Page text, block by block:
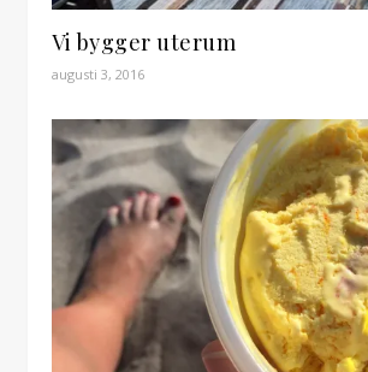
Vi bygger uterum
augusti 3, 2016